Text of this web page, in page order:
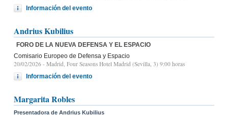
Información del evento
Andrius Kubilius
FORO DE LA NUEVA DEFENSA Y EL ESPACIO
Comisario Europeo de Defensa y Espacio
20/02/2026 - Madrid, Four Seasons Hotel Madrid (Sevilla, 3) 9:00 horas
Información del evento
Margarita Robles
Presentadora de Andrius Kubilius